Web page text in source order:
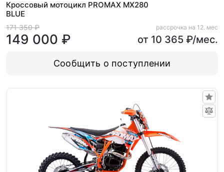
Кроссовый мотоцикл PROMAX MX280
BLUE
171 350 ₽
149 000 ₽
рассрочка на 12. мес
от 10 365 ₽/мес.
Сообщить о поступлении